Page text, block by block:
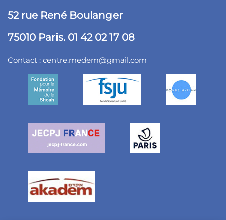
52 rue René Boulanger
75010 Paris. 01 42 02 17 08
Contact : centre.medem@gmail.com